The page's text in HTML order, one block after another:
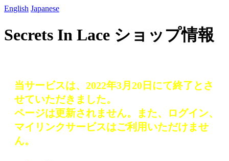
English Japanese
Secrets In Lace ショップ情報
当サービスは、2022年3月20日にて終了とさ
せていただきました。
ページは更新されません。また、ログイン、
マイリンクサービスはご利用いただけませ
ん。